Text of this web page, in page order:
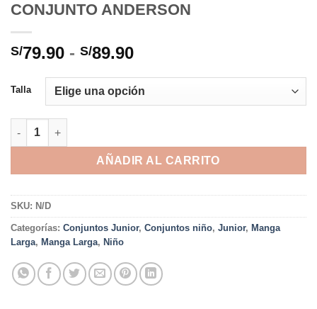
CONJUNTO ANDERSON
S/79.90 - S/89.90Rango
precios:
desde
S/89.90
Talla
CONJUNTO ANDERSON cantidad
AÑADIR AL CARRITO
SKU: N/D
Categorías: Conjuntos Junior, Conjuntos niño, Junior, Manga
Larga, Manga Larga, Niño